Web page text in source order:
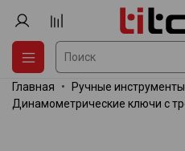
Главная Ручные инструменты
Динамометрические ключи с